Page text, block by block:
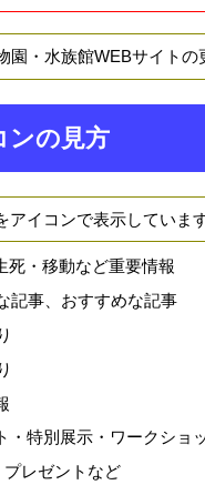
園・水族館WEBサイトの
ンの見方
アイコンで表示しています
死・移動など重要情報
記事、おすすめな記事
・特別展示・ワークショ
レゼントなど